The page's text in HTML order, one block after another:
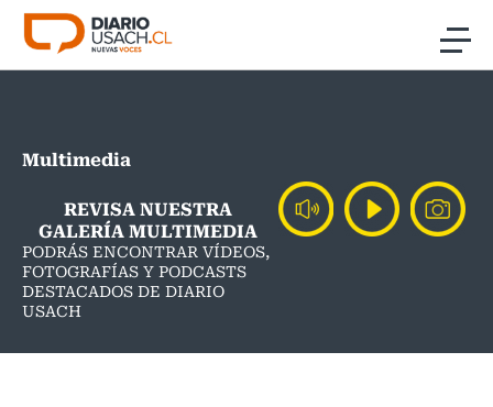
Click acá para ir directamente al contenido
Investigación
Cultura
Programas Radio y TV Usach
Multimedia
REVISA NUESTRA
GALERÍA MULTIMEDIA
PODRÁS ENCONTRAR VÍDEOS,
FOTOGRAFÍAS Y PODCASTS
DESTACADOS DE DIARIO
USACH